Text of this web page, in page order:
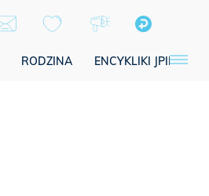
RODZINA ENCYKLIKI JPII